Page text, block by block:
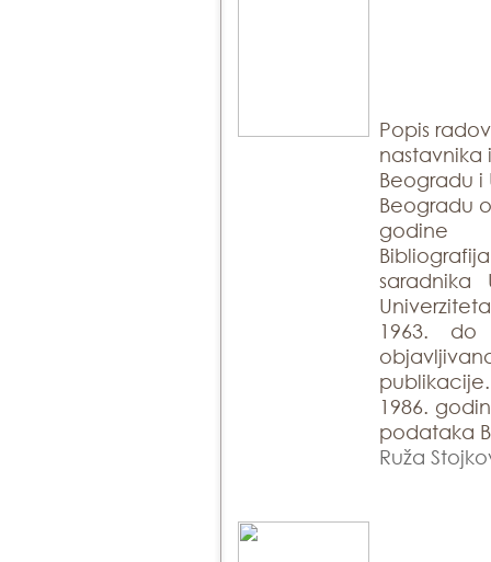
Popis
nastavnika
Beogradu i
Beogradu
godine
saradnika
1963.
1986.
podataka
Ruža